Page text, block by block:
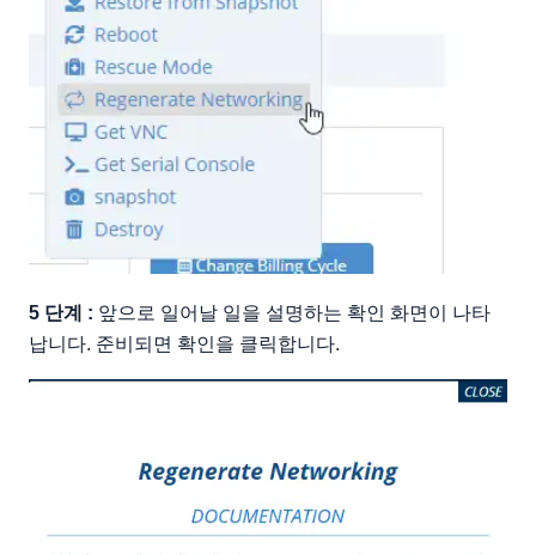
5 단계 : 앞으로 일어날 일을 설명하는 확인 화면이 나타
납니다. 준비되면 확인을 클릭합니다.